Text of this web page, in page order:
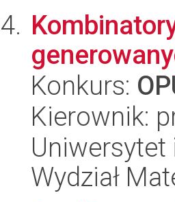
Konkurs:
Kierownik:
Wydział